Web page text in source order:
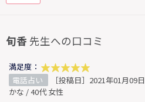
旬香 先生への口コミ
満足度：
電話占い
［投稿日］2021年01月09日
かな / 40代 女性